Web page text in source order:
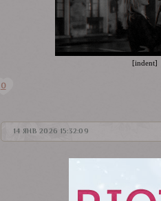
[indent]
0
14 ЯНВ 2026 15:32:09